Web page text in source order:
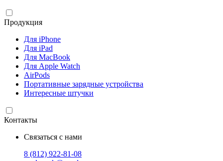
Продукция
Для iPhone
Для iPad
Для MacBook
Для Apple Watch
AirPods
Портативные зарядные устройства
Интересные штучки
Контакты
Связаться с нами
8 (812) 922-81-08